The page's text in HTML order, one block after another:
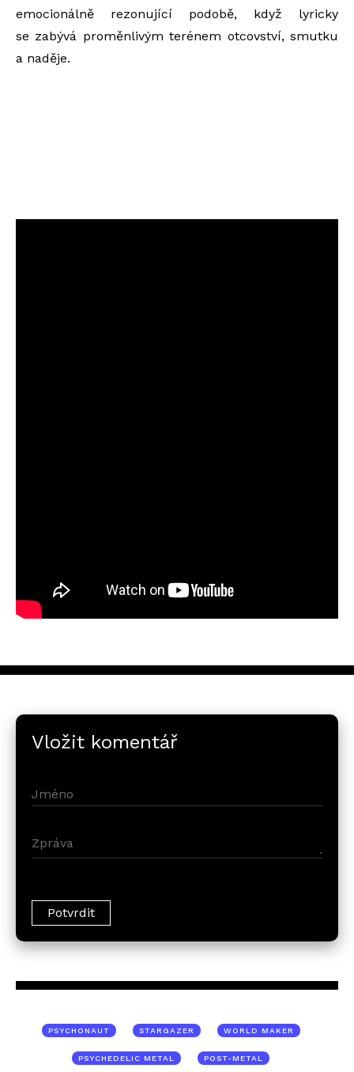
emocionálně rezonující podobě, když lyricky
se zabývá proměnlivým terénem otcovství, smutku
a naděje.
Vložit komentář
PSYCHONAUT STARGAZER WORLD MAKER
PSYCHEDELIC METAL POST-METAL